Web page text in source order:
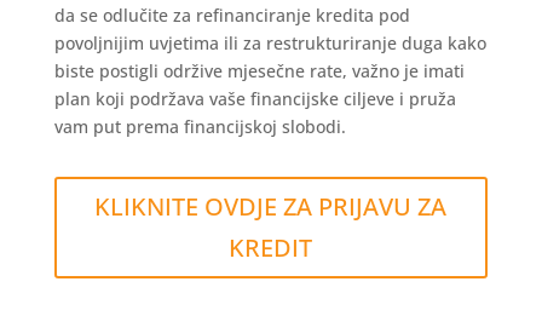
da se odlučite za refinanciranje kredita pod
povoljnijim uvjetima ili za restrukturiranje duga kako
biste postigli održive mjesečne rate, važno je imati
plan koji podržava vaše financijske ciljeve i pruža
vam put prema financijskoj slobodi.
KLIKNITE OVDJE ZA PRIJAVU ZA
KREDIT